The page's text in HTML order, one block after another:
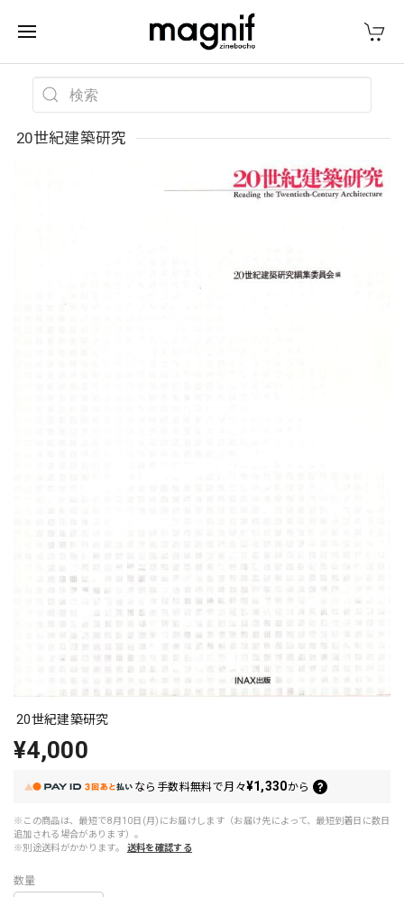
20世紀建築研究
20世紀建築研究
¥4,000
なら 手数料無料で月々¥1,330から
※この商品は、最短で8月10日(月)にお届けします（お届け先によって、最短到着日に数日
追加される場合があります）。
※別途送料がかかります。
送料を確認する
数量